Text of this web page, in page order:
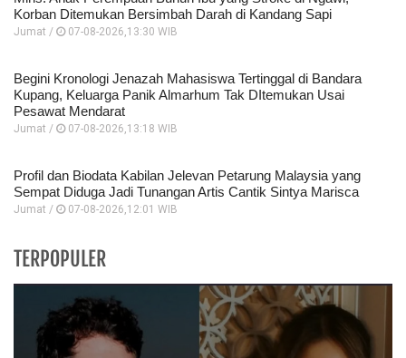
Korban Ditemukan Bersimbah Darah di Kandang Sapi
Jumat / 07-08-2026,13:30 WIB
Begini Kronologi Jenazah Mahasiswa Tertinggal di Bandara
Kupang, Keluarga Panik Almarhum Tak DItemukan Usai
Pesawat Mendarat
Jumat / 07-08-2026,13:18 WIB
Profil dan Biodata Kabilan Jelevan Petarung Malaysia yang
Sempat Diduga Jadi Tunangan Artis Cantik Sintya Marisca
Jumat / 07-08-2026,12:01 WIB
TERPOPULER